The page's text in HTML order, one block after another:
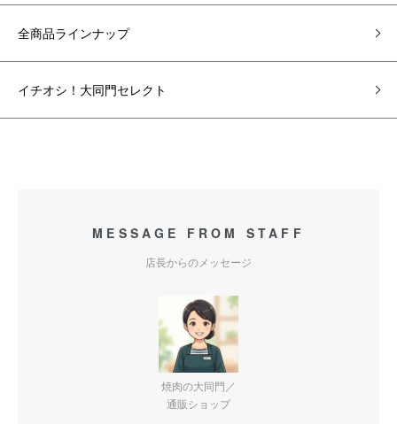
全商品ラインナップ
イチオシ！大同門セレクト
MESSAGE FROM STAFF
店長からのメッセージ
焼肉の大同門／
通販ショップ